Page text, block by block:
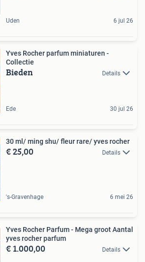
Uden 6 jul 26
Yves Rocher parfum miniaturen -
Collectie
Bieden Details
Ede 30 jul 26
30 ml/ ming shu/ fleur rare/ yves rocher
€ 25,00 Details
's-Gravenhage 6 mei 26
Yves Rocher Parfum - Mega groot Aantal
yves rocher parfum
€ 1.000,00 Details